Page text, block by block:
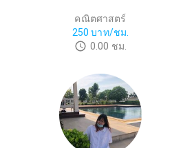
คณิตศาสตร์
250 บาท/ชม.
0.00 ชม.